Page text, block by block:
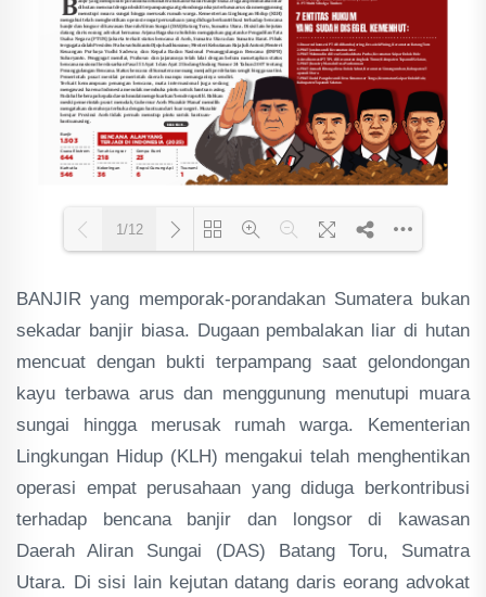
Loading PDF 52% ...
1/12
BANJIR yang memporak-porandakan Sumatera bukan
sekadar banjir biasa. Dugaan pembalakan liar di hutan
mencuat dengan bukti terpampang saat gelondongan
kayu terbawa arus dan menggunung menutupi muara
sungai hingga merusak rumah warga. Kementerian
Lingkungan Hidup (KLH) mengakui telah menghentikan
operasi empat perusahaan yang diduga berkontribusi
terhadap bencana banjir dan longsor di kawasan
Daerah Aliran Sungai (DAS) Batang Toru, Sumatra
Utara. Di sisi lain kejutan datang daris eorang advokat